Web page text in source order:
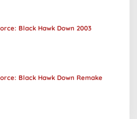
Black Hawk Down 2003
Black Hawk Down Remake